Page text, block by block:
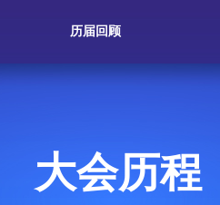
历届回顾
大会历程